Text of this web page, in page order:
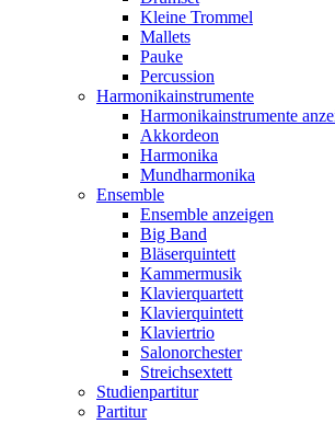
Kleine Trommel
Mallets
Pauke
Percussion
Harmonikainstrumente
Harmonikainstrumente
Akkordeon
Harmonika
Mundharmonika
Ensemble
Ensemble anzeigen
Big Band
Bläserquintett
Kammermusik
Klavierquartett
Klavierquintett
Klaviertrio
Salonorchester
Streichsextett
Studienpartitur
Partitur